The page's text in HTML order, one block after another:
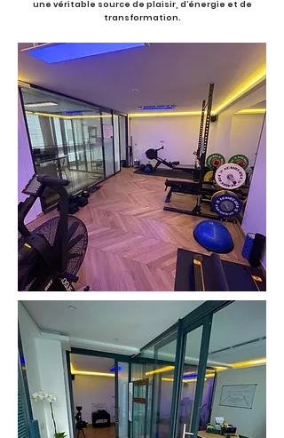
une véritable source de plaisir, d’énergie et de
transformation.